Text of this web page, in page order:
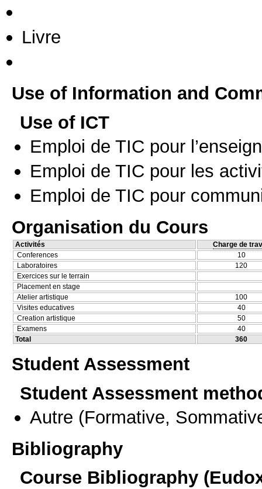
Livre
Use of Information and
Use of ICT
Emploi de TIC pour
Emploi de TIC pour les
Emploi de TIC pour
Organisation du Cours
Activités
Charge de
Conferences
10
Laboratoires
120
Exercices sur le terrain
Placement en stage
Atelier artistique
100
Visites educatives
40
Creation artistique
50
Examens
40
Total
360
Student Assessment
Student Assessment
Autre (Formative,
Bibliography
Course Bibliography